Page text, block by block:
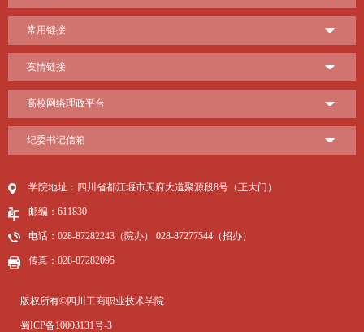
常用链接
友情链接
高校网络理政平台
纪委书记信箱
学院地址：四川省都江堰市天府大道聚源段8号（正大门）
邮编：611830
电话：028-87282243（院办） 028-87277544（招办）
传真：028-87282095
版权所有©四川工商职业技术学院
蜀ICP备10003131号-3